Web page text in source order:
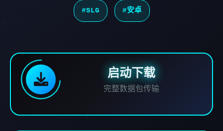
#SLG #安卓
启动下载
完整数据包传输